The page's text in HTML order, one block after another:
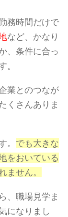
務時間だけで
など、かなり
、条件に合っ
。
業とのつなが
くさんありま
。 でも大きな
をおいている
ません。
、職場見学ま
になりまし